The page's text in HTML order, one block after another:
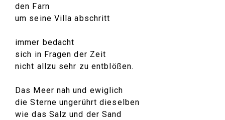
den Farn
um seine Villa abschritt
immer bedacht
sich in Fragen der Zeit
nicht allzu sehr zu entblößen.
Das Meer nah und ewiglich
die Sterne ungerührt dieselben
wie das Salz und der Sand